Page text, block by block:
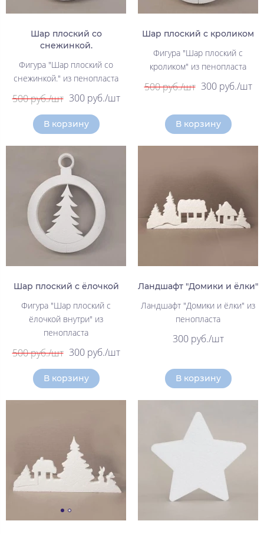
Шар плоский со
снежинкой.
Фигура "Шар плоский со
снежинкой." из пенопласта
500 руб./шт 300 руб./шт
В корзину
Шар плоский с кроликом
Фигура "Шар плоский с
кроликом" из пенопласта
500 руб./шт 300 руб./шт
В корзину
Шар плоский с ёлочкой
Фигура "Шар плоский с
ёлочкой внутри" из
пенопласта
500 руб./шт 300 руб./шт
В корзину
Ландшафт "Домики и ёлки"
Ландшафт "Домики и ёлки" из
пенопласта
300 руб./шт
В корзину